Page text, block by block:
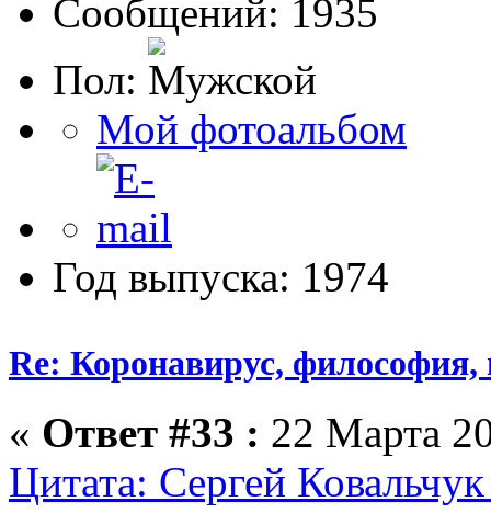
Сообщений: 1935
Пол:
Мой фотоальбом
Год выпуска: 1974
Re: Коронавирус, философия,
« Ответ #33 : 22 Марта
Цитата: Сергей